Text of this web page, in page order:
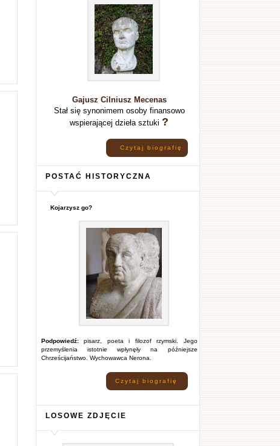
Gajusz Cilniusz Mecenas
Stał się synonimem osoby finansowo
wspierającej dzieła sztuki ?
Czytaj biografię
POSTAĆ HISTORYCZNA
Kojarzysz go?
Podpowiedź:pisarz, poeta i filozof rzymski. Jego
przemyślenia istotnie wpłynęły na późniejsze
Chrześcijaństwo. Wychowawca Nerona.
Czytaj biografię
LOSOWE ZDJĘCIE